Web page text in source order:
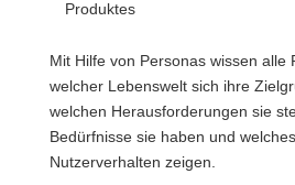
Produktes
Mit Hilfe von Personas wissen alle
welcher Lebenswelt sich ihre
welchen Herausforderungen sie
Bedürfnisse sie haben und
Nutzerverhalten zeigen.